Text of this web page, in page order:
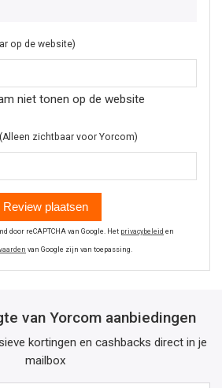
op de website)
niet tonen op de website
(Alleen zichtbaar voor Yorcom)
Review plaatsen
door reCAPTCHA van Google. Het privacybeleid en
van Google zijn van toepassing.
van Yorcom aanbiedingen
kortingen en cashbacks direct in je
mailbox